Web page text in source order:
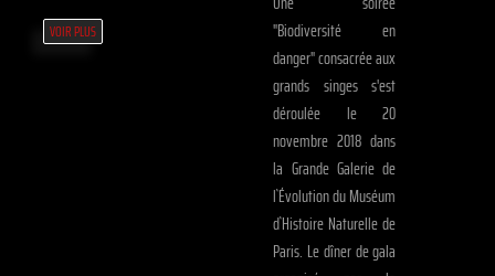
"Biodiversité en
danger" consacrée aux
grands singes s'est
déroulée le 20
novembre 2018 dans
la Grande Galerie de
l`Évolution du Muséum
d`Histoire Naturelle de
Paris. Le dîner de gala
VOIR PLUS